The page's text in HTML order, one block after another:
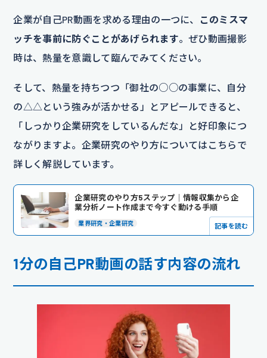
企業が自己PR動画を求める理由の一つに、
このミスマ
ッチを事前に防ぐことがあげられます。ぜひ動画撮影
時は、熱量を意識して臨んでみてください。
そして、熱量を持ちつつ「御社の○○の事業に、自分
の△△という強みが活かせる」とアピールできると、
「しっかり企業研究をしているんだな」と好印象につ
ながりますよ。企業研究のやり方についてはこちらで
詳しく解説しています。
企業研究のやり方5ステップ｜情報収集から企
業分析ノート作成まで今すぐ動ける手順
業界研究・企業研究 記事を読む
1分の自己PR動画の話す内容の流れ